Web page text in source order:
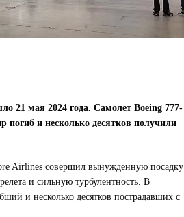
21 мая 2024 года. Самолет Boeing 777-
погиб и несколько десятков получили
Airlines совершил вынужденную посадку
и сильную турбулентность. В
и несколько десятков пострадавших с